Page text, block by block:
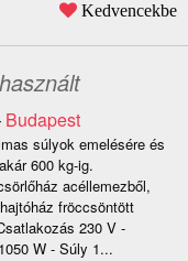
Kedvencekbe
Budapest
súlyok emelésére és
600 kg-ig.
acéllemezből,
fröccsöntött
230 V -
W - Súly 1...